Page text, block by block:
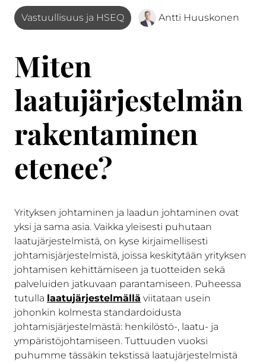
Vastuullisuus ja HSEQ Antti Huuskonen
Miten
laatujärjestelmän
rakentaminen
etenee?
Yrityksen johtaminen ja laadun johtaminen ovat
yksi ja sama asia. Vaikka yleisesti puhutaan
laatujärjestelmistä, on kyse kirjaimellisesti
johtamisjärjestelmistä, joissa keskitytään yrityksen
johtamisen kehittämiseen ja tuotteiden sekä
palveluiden jatkuvaan parantamiseen. Puheessa
tutulla laatujärjestelmällä viitataan usein
johonkin kolmesta standardoidusta
johtamisjärjestelmästä: henkilöstö-, laatu- ja
ympäristöjohtamiseen. Tuttuuden vuoksi
puhumme tässäkin tekstissä laatujärjestelmistä